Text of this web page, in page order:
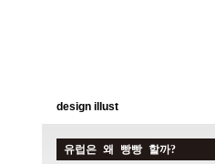
design illust
유럽은 왜 빵빵 할까?